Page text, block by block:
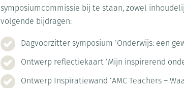
symposiumcommissie bij te staan, zowel
volgende bijdragen:
Dagvoorzitter symposium ‘Onderwijs: een
Ontwerp reflectiekaart ‘Mijn inspirerend
Ontwerp Inspiratiewand ‘AMC Teachers –